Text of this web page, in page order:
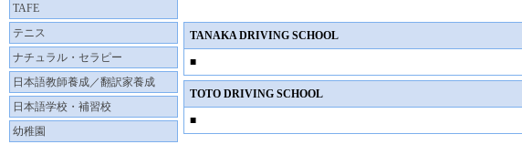
TAFE
テニス
ナチュラル・セラピー
日本語教師養成／翻訳家養成
日本語学校・補習校
幼稚園
TANAKA DRIVING SCHOOL
■
TOTO DRIVING SCHOOL
■